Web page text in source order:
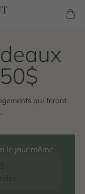
Voir
qui feront
le jour même